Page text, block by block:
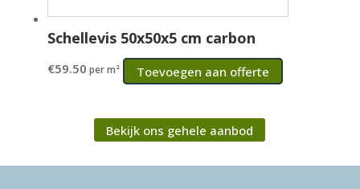
Schellevis 50x50x5 cm carbon
€59.50 per m² Toevoegen aan offerte
Bekijk ons gehele aanbod